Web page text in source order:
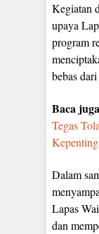
Kegiatan
upaya
program
bebas
Baca
Tegas
Dalam
Lapas
dan